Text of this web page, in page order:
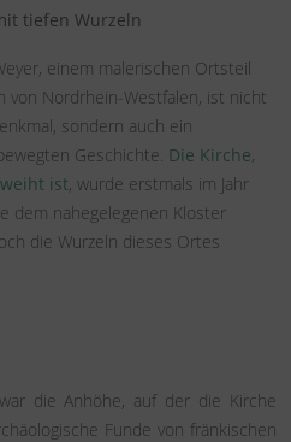
tiefen Wurzeln
einem malerischen Ortsteil
von Nordrhein-Westfalen, ist nicht
sondern auch ein
Geschichte. Die Kirche,
ist, wurde erstmals im Jahr
dem nahegelegenen Kloster
die Wurzeln dieses Ortes
die Anhöhe, auf der die Kirche
Funde von fränkischen